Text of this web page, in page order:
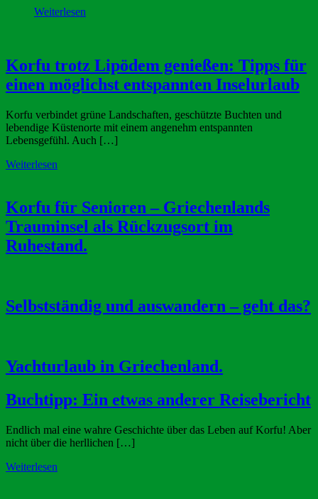
Weiterlesen
Korfu trotz Lipödem genießen: Tipps für
einen möglichst entspannten Inselurlaub
Korfu verbindet grüne Landschaften, geschützte Buchten und
lebendige Küstenorte mit einem angenehm entspannten
Lebensgefühl. Auch […]
Weiterlesen
Korfu für Senioren – Griechenlands
Trauminsel als Rückzugsort im
Ruhestand.
Selbstständig und auswandern – geht das?
Yachturlaub in Griechenland.
Buchtipp: Ein etwas anderer Reisebericht
Endlich mal eine wahre Geschichte über das Leben auf Korfu! Aber
nicht über die herllichen […]
Weiterlesen